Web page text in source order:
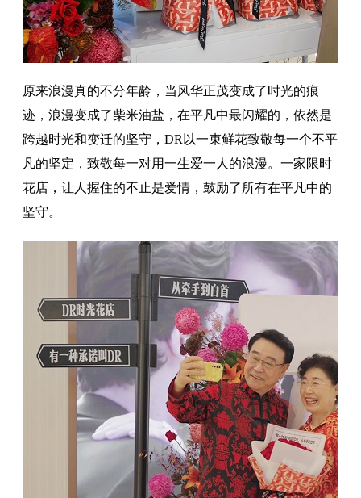
原来浪漫真的不分年龄，当风华正茂变成了时光的痕
迹，浪漫变成了柴米油盐，在平凡中最闪耀的，依然是
跨越时光和变迁的坚守，DR以一束鲜花致敬每一个不平
凡的坚定，致敬每一对用一生爱一人的浪漫。一家限时
花店，让人握住的不止是爱情，鼓励了所有在平凡中的
坚守。